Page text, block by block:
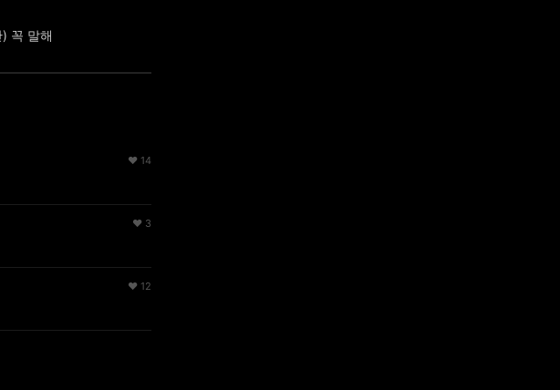
꼭 말해
♥ 14
♥ 3
♥ 12